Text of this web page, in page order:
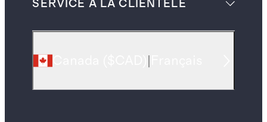
SERVICE À LA CLIENTÈLE